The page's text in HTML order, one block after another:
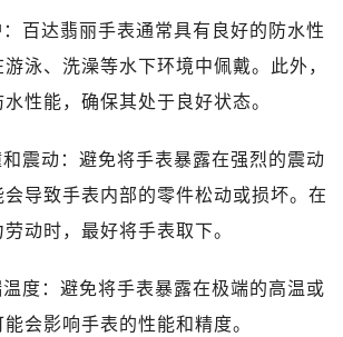
达翡丽手表通常具有良好的防水性
泳、洗澡等水下环境中佩戴。此外，
性能，确保其处于良好状态。
动：避免将手表暴露在强烈的震动
导致手表内部的零件松动或损坏。在
动时，最好将手表取下。
：避免将手表暴露在极端的高温或
会影响手表的性能和精度。